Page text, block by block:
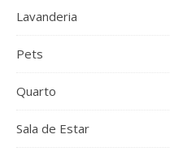
Lavanderia
Pets
Quarto
Sala de Estar